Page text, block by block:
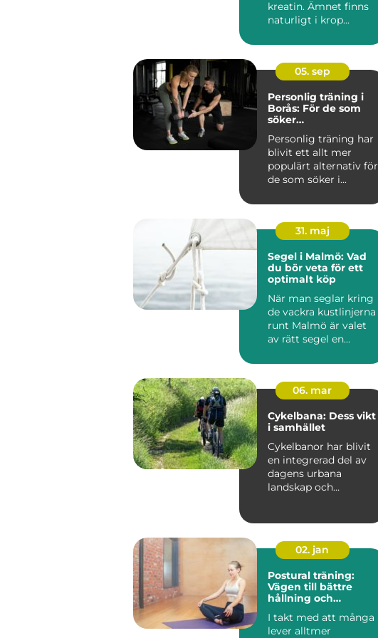
kreatin. Ämnet finns
naturligt i krop...
05. sep
Personlig träning i
Borås: För de som
söker
lösningar
Personlig träning har
blivit ett allt mer
populärt alternativ för
de som söker i...
31. maj
Segel i Malmö: Vad
du bör veta för ett
optimalt köp
När man seglar kring
de vackra kustlinjerna
runt Malmö är valet
av rätt segel en...
06. mar
Cykelbana: Dess vikt
i samhället
Cykelbanor har blivit
en integrerad del av
dagens urbana
landskap och
02. jan
Postural träning:
Vägen till bättre
hållning och
I takt med att många
lever alltmer